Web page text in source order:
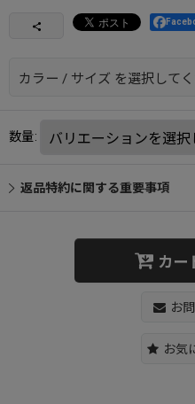
カラー / サイズ を選択して
数量:
返品特約に関する重要事項
カー
お
お気